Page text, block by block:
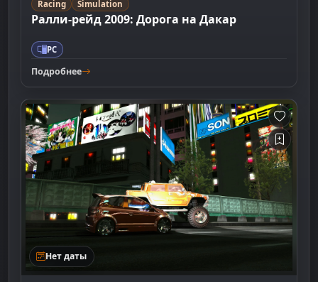
Racing Simulation
Ралли-рейд 2009: Дорога на Дакар
PC
Подробнее
Нет даты